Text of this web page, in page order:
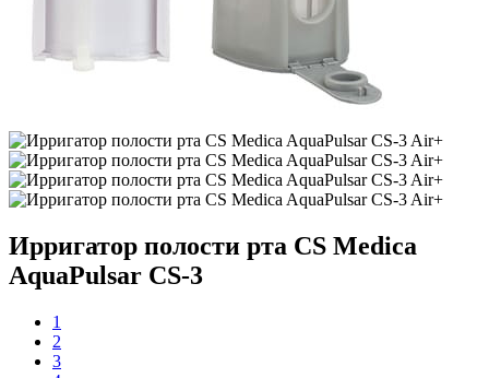
Ирригатор полости рта CS Medica
AquaPulsar CS-3
1
2
3